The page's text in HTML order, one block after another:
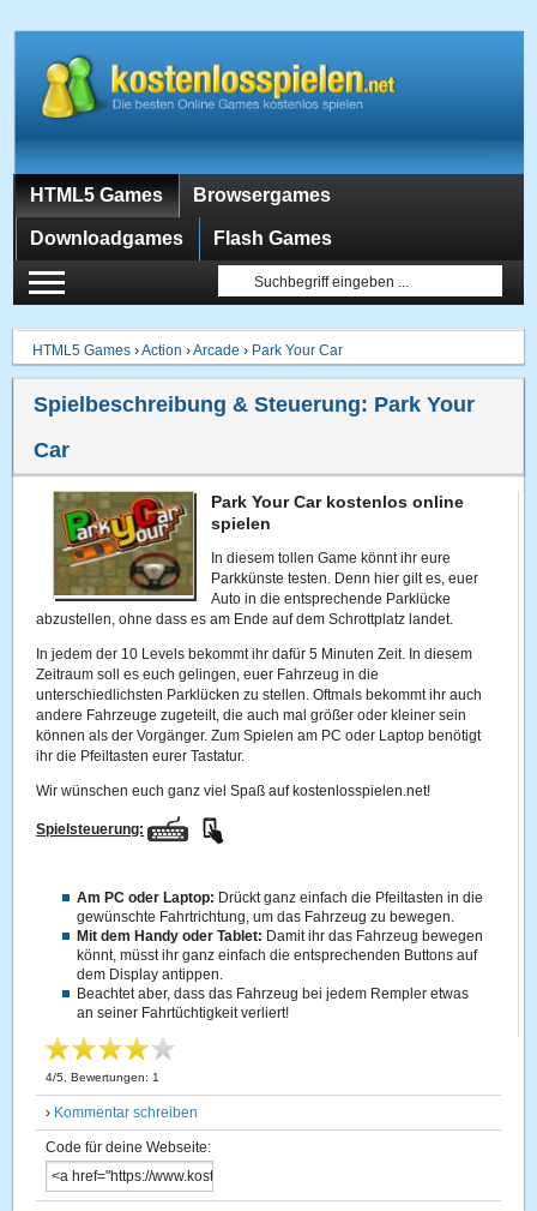
HTML5 Games Browsergames
Downloadgames Flash Games
HTML5 Games ›Action ›Arcade › Park Your Car
Spielbeschreibung & Steuerung: Park Your
Car
Park Your Car kostenlos online
spielen
In diesem tollen Game könnt ihr eure
Parkkünste testen. Denn hier gilt es, euer
Auto in die entsprechende Parklücke
abzustellen, ohne dass es am Ende auf dem Schrottplatz landet.
In jedem der 10 Levels bekommt ihr dafür 5 Minuten Zeit. In diesem
Zeitraum soll es euch gelingen, euer Fahrzeug in die
unterschiedlichsten Parklücken zu stellen. Oftmals bekommt ihr auch
andere Fahrzeuge zugeteilt, die auch mal größer oder kleiner sein
können als der Vorgänger. Zum Spielen am PC oder Laptop benötigt
ihr die Pfeiltasten eurer Tastatur.
Wir wünschen euch ganz viel Spaß auf kostenlosspielen.net!
Spielsteuerung:
Am PC oder Laptop: Drückt ganz einfach die Pfeiltasten in die
gewünschte Fahrtrichtung, um das Fahrzeug zu bewegen.
Mit dem Handy oder Tablet: Damit ihr das Fahrzeug bewegen
könnt, müsst ihr ganz einfach die entsprechenden Buttons auf
dem Display antippen.
Beachtet aber, dass das Fahrzeug bei jedem Rempler etwas
an seiner Fahrtüchtigkeit verliert!
4/5 , Bewertungen: 1
› Kommentar schreiben
Code für deine Webseite: